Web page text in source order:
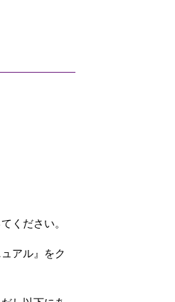
ください。
アル』をク